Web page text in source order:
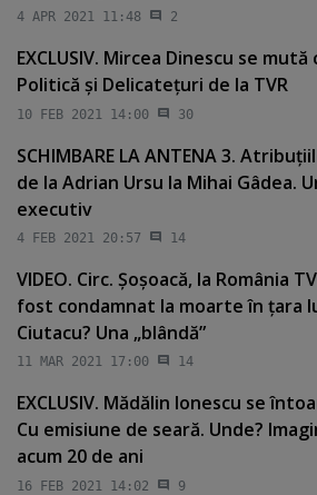
4 APR 2021 11:48 2
EXCLUSIV. Mircea Dinescu se
Politică şi Delicateţuri de la TVR
10 FEB 2021 14:00 30
SCHIMBARE LA ANTENA 3.
de la Adrian Ursu la Mihai Gâdea.
executiv
4 FEB 2021 20:57 14
VIDEO. Circ. Şoşoacă, la România
fost condamnat la moarte în ţara
Ciutacu? Una „blândă”
11 MAR 2021 17:00 14
EXCLUSIV. Mădălin Ionescu se
Cu emisiune de seară. Unde?
acum 20 de ani
16 FEB 2021 14:02 9